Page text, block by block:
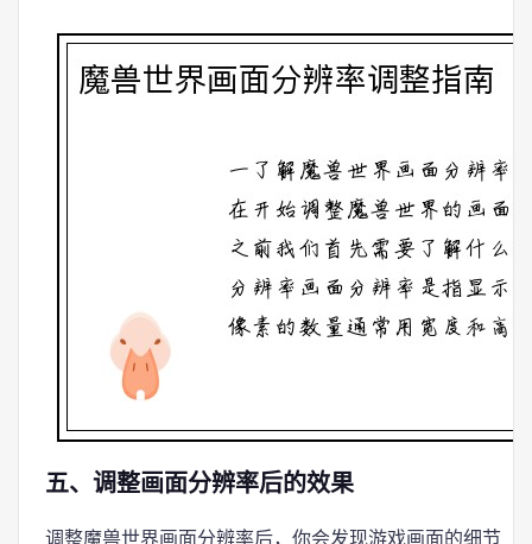
五、调整画面分辨率后的效果
调整魔兽世界画面分辨率后，你会发现游戏画面的细节